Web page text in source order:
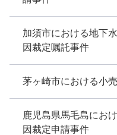
加須市における地下
因裁定嘱託事件
茅ヶ崎市における小
鹿児島県馬毛島にお
因裁定申請事件